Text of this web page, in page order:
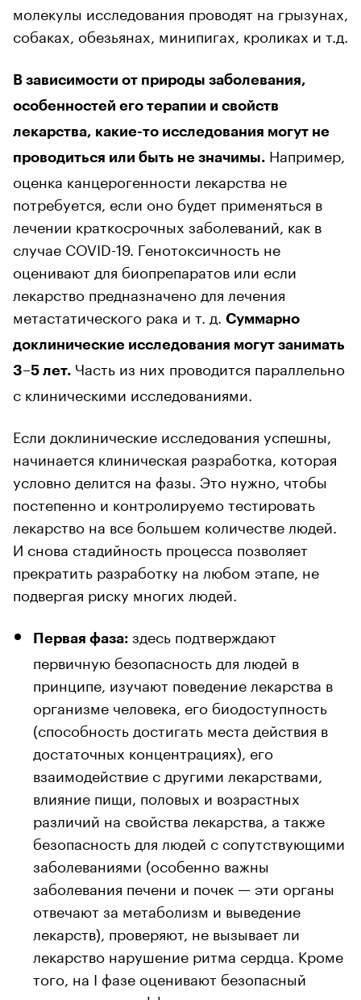
молекулы исследования проводят на грызунах,
собаках, обезьянах, минипигах, кроликах и т.д.
В зависимости от природы заболевания,
особенностей его терапии и свойств
лекарства, какие-то исследования могут не
проводиться или быть не значимы. Например,
оценка канцерогенности лекарства не
потребуется, если оно будет применяться в
лечении краткосрочных заболеваний, как в
случае COVID-19. Генотоксичность не
оценивают для биопрепаратов или если
лекарство предназначено для лечения
метастатического рака и т. д.
Суммарно
доклинические исследования могут занимать
3–5 лет. Часть из них проводится параллельно
с клиническими исследованиями.
Если доклинические исследования успешны,
начинается клиническая разработка, которая
условно делится на фазы. Это нужно, чтобы
постепенно и контролируемо тестировать
лекарство на все большем количестве людей.
И снова стадийность процесса позволяет
прекратить разработку на любом этапе, не
подвергая риску многих людей.
Первая фаза: здесь подтверждают
первичную безопасность для людей в
принципе, изучают поведение лекарства в
организме человека, его биодоступность
(способность достигать места действия в
достаточных концентрациях), его
взаимодействие с другими лекарствами,
влияние пищи, половых и возрастных
различий на свойства лекарства, а также
безопасность для людей с сопутствующими
заболеваниями (особенно важны
заболевания печени и почек — эти органы
отвечают за метаболизм и выведение
лекарств), проверяют, не вызывает ли
лекарство нарушение ритма сердца. Кроме
того, на I фазе оценивают безопасный